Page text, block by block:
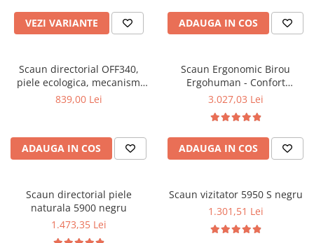
Mobila camera copii
Saltele patuturi copii
Paturi copii
Masa si scaune gradinita
VEZI VARIANTE ADAUGA IN COS
Scaun directorial OFF340,
piele ecologica, mecanism
balans, robust, rabatabil 180
839,00 Lei
ADAUGA IN COS
Scaun Ergonomic Birou
Ergohuman - Confort
Premium, Reglaje Inteligente
Performanta la Birou
3.027,03 Lei
ADAUGA IN COS
Scaun directorial piele
naturala 5900 negru
1.473,35 Lei
Scaun vizitator 5950 S negru
1.301,51 Lei